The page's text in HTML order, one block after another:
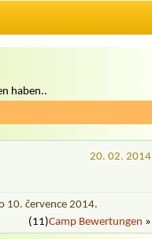
haben..
20. 02. 2014
10. července 2014.
(11)Camp Bewertungen »